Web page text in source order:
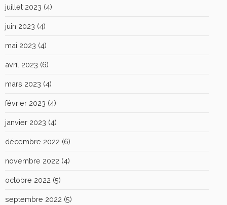
juillet 2023 (4)
juin 2023 (4)
mai 2023 (4)
avril 2023 (6)
mars 2023 (4)
février 2023 (4)
janvier 2023 (4)
décembre 2022 (6)
novembre 2022 (4)
octobre 2022 (5)
septembre 2022 (5)